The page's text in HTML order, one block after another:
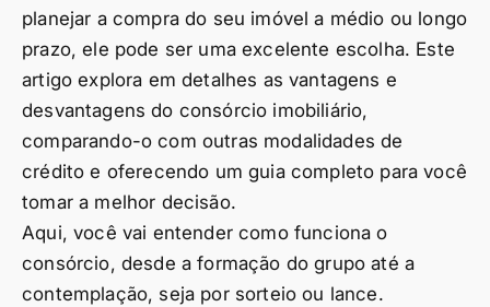
planejar a compra do seu imóvel a médio ou longo
prazo, ele pode ser uma excelente escolha. Este
artigo explora em detalhes as vantagens e
desvantagens do consórcio imobiliário,
comparando-o com outras modalidades de
crédito e oferecendo um guia completo para você
tomar a melhor decisão.
Aqui, você vai entender como funciona o
consórcio, desde a formação do grupo até a
contemplação, seja por sorteio ou lance.